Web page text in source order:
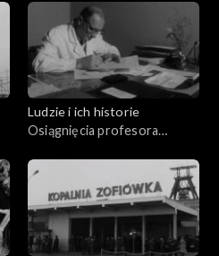
Ludzie i ich historie
Osiągnięcia profesora